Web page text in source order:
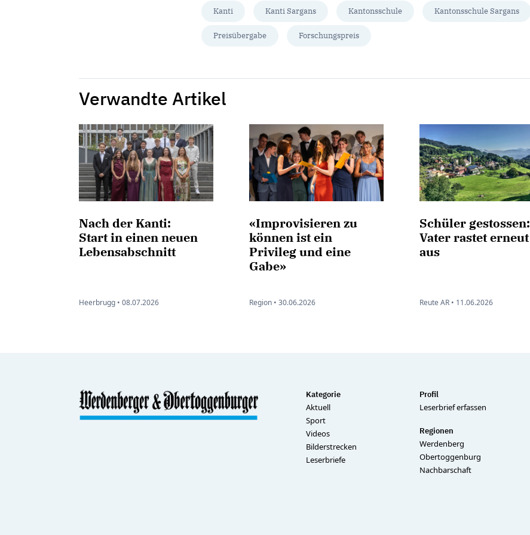
Kanti Kanti Sargans Kantonsschule Kantonsschule Sargans
Preisübergabe Forschungspreis
Verwandte Artikel
Nach der Kanti:
Start in einen neuen
Lebensabschnitt
Heerbrugg • 08.07.2026
«Improvisieren zu
können ist ein
Privileg und eine
Gabe»
Region • 30.06.2026
Schüler gestossen:
Vater rastet erneut
aus
Reute AR • 11.06.2026
Kategorie
Aktuell
Sport
Videos
Bilderstrecken
Leserbriefe
Profil
Leserbrief erfassen
Regionen
Werdenberg
Obertoggenburg
Nachbarschaft